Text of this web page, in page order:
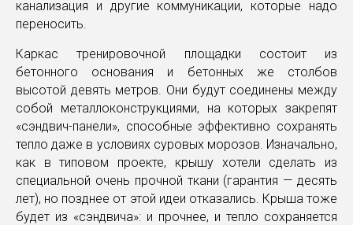
канализация и другие коммуникации, которые надо
переносить.
Каркас тренировочной площадки состоит из
бетонного основания и бетонных же столбов
высотой девять метров. Они будут соединены между
собой металлоконструкциями, на которых закрепят
«сэндвич-панели», способные эффективно сохранять
тепло даже в условиях суровых морозов. Изначально,
как в типовом проекте, крышу хотели сделать из
специальной очень прочной ткани (гарантия — десять
лет), но позднее от этой идеи отказались. Крыша тоже
будет из «сэндвича»: и прочнее, и тепло сохраняется